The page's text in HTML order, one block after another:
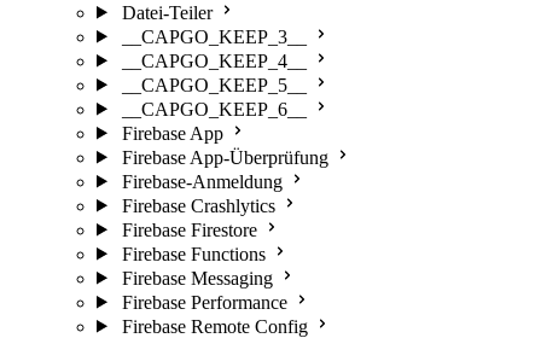
Datei-Teiler
__CAPGO_KEEP_3__
__CAPGO_KEEP_4__
__CAPGO_KEEP_5__
__CAPGO_KEEP_6__
Firebase App
Firebase App-Überprüfung
Firebase-Anmeldung
Firebase Crashlytics
Firebase Firestore
Firebase Functions
Firebase Messaging
Firebase Performance
Firebase Remote Config